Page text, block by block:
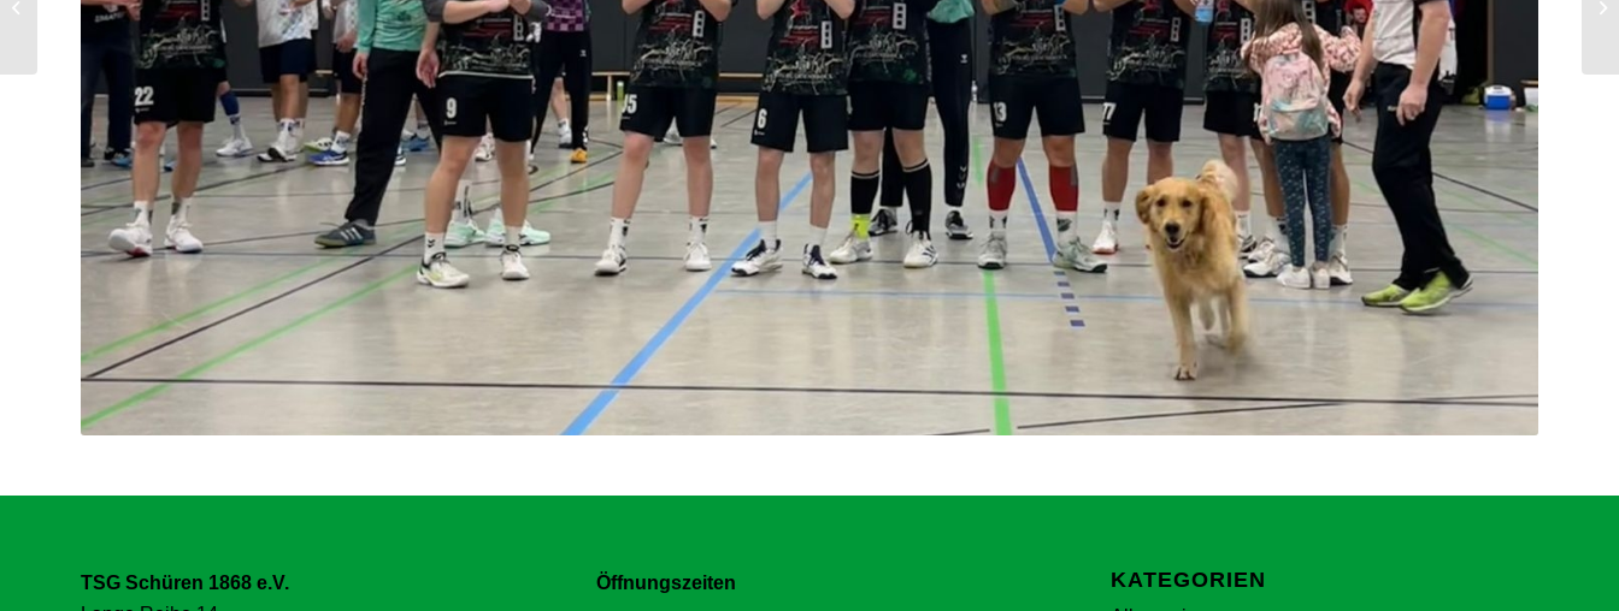
TSG Schüren 1868 e.V.
Öffnungszeiten KATEGORIEN
Unentschieden gegen